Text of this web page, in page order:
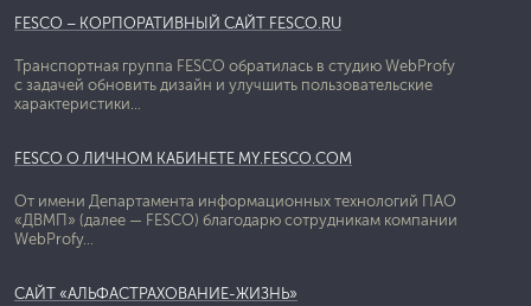
FESCO – КОРПОРАТИВНЫЙ САЙТ FESCO.RU
Транспортная группа FESCO обратилась в студию WebProfy
с задачей обновить дизайн и улучшить пользовательские
характеристики...
FESCO О ЛИЧНОМ КАБИНЕТЕ MY.FESCO.COM
От имени Департамента информационных технологий ПАО
«ДВМП» (далее — FESCO) благодарю сотрудникам компании
WebProfy...
САЙТ «АЛЬФАСТРАХОВАНИЕ-ЖИЗНЬ»